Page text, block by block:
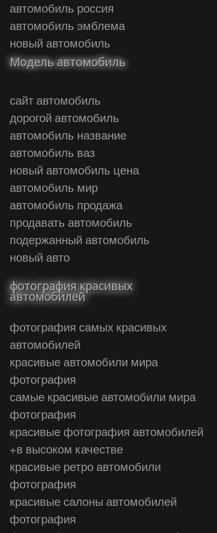
автомобиль россия
автомобиль эмблема
новый автомобиль
Модель автомобиль
сайт автомобиль
дорогой автомобиль
автомобиль название
автомобиль ваз
новый автомобиль цена
автомобиль мир
автомобиль продажа
продавать автомобиль
подержанный автомобиль
новый авто
фотография красивых
автомобилей
фотография самых красивых
автомобилей
красивые автомобили мира
фотография
самые красивые автомобили мира
фотография
красивые фотография автомобилей
+в высоком качестве
красивые ретро автомобили
фотография
красивые салоны автомобилей
фотография